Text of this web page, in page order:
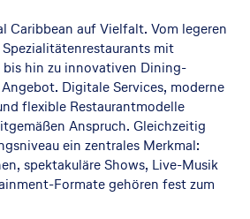
Caribbean auf Vielfalt. Vom legeren
mit
hin zu innovativen Dining-
Digitale Services, moderne
flexible Restaurantmodelle
Anspruch. Gleichzeitig
ein zentrales Merkmal:
spektakuläre Shows, Live-Musik
Formate gehören fest zum